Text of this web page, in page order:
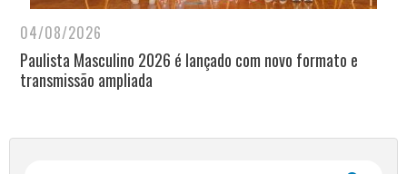
04/08/2026
Paulista Masculino 2026 é lançado com novo formato e
transmissão ampliada